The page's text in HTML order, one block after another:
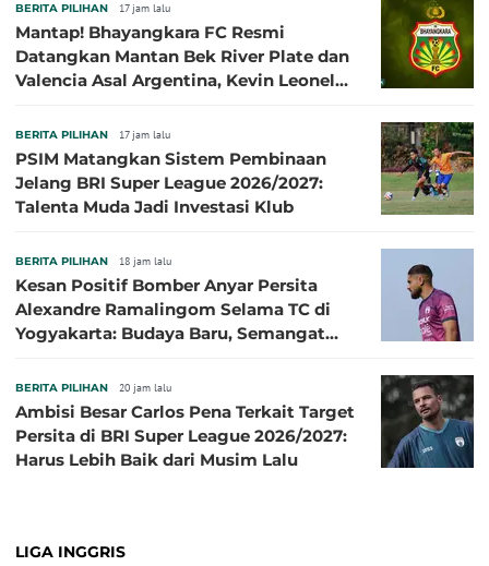
BERITA PILIHAN 17 jam lalu
Mantap! Bhayangkara FC Resmi
Datangkan Mantan Bek River Plate dan
Valencia Asal Argentina, Kevin Leonel
BERITA PILIHAN 17 jam lalu
PSIM Matangkan Sistem Pembinaan
Jelang BRI Super League 2026/2027:
Talenta Muda Jadi Investasi Klub
BERITA PILIHAN 18 jam lalu
Kesan Positif Bomber Anyar Persita
Alexandre Ramalingom Selama TC di
Yogyakarta: Budaya Baru, Semangat
BERITA PILIHAN 20 jam lalu
Ambisi Besar Carlos Pena Terkait Target
Persita di BRI Super League 2026/2027:
Harus Lebih Baik dari Musim Lalu
LIGA INGGRIS